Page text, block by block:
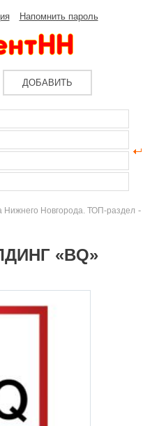
Напомнить пароль
ДОБАВИТЬ
Нижнего Новгорода. ТОП-раздел -
«BQ»